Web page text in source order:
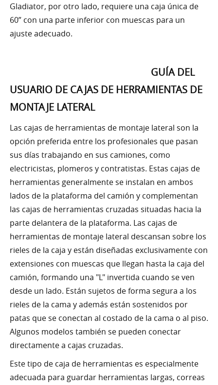
Gladiator, por otro lado, requiere una caja única de
60” con una parte inferior con muescas para un
ajuste adecuado.
GUÍA DEL
USUARIO DE CAJAS DE HERRAMIENTAS DE
MONTAJE LATERAL
Las cajas de herramientas de montaje lateral son la
opción preferida entre los profesionales que pasan
sus días trabajando en sus camiones, como
electricistas, plomeros y contratistas. Estas cajas de
herramientas generalmente se instalan en ambos
lados de la plataforma del camión y complementan
las cajas de herramientas cruzadas situadas hacia la
parte delantera de la plataforma. Las cajas de
herramientas de montaje lateral descansan sobre los
rieles de la caja y están diseñadas exclusivamente con
extensiones con muescas que llegan hasta la caja del
camión, formando una "L" invertida cuando se ven
desde un lado. Están sujetos de forma segura a los
rieles de la cama y además están sostenidos por
patas que se conectan al costado de la cama o al piso.
Algunos modelos también se pueden conectar
directamente a cajas cruzadas.
Este tipo de caja de herramientas es especialmente
adecuada para guardar herramientas largas, correas